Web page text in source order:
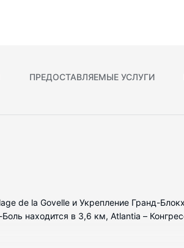
ПРЕДОСТАВЛЯЕМЫЕ УСЛУГИ
de la Govelle и Укрепление Гранд-
находится в 3,6 км, Atlantia –